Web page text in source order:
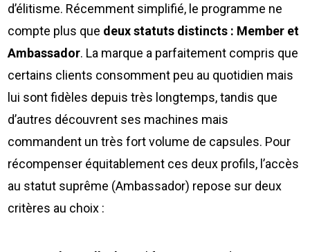
d’élitisme. Récemment simplifié, le programme ne
compte plus que deux statuts distincts : Member et
Ambassador. La marque a parfaitement compris que
certains clients consomment peu au quotidien mais
lui sont fidèles depuis très longtemps, tandis que
d’autres découvrent ses machines mais
commandent un très fort volume de capsules. Pour
récompenser équitablement ces deux profils, l’accès
au statut suprême (Ambassador) repose sur deux
critères au choix :